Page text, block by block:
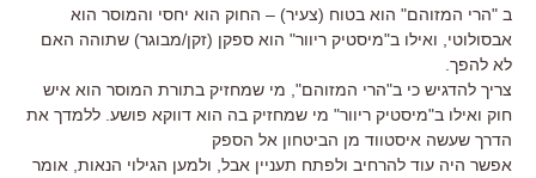
ב "הרי המזוהם" הוא בטוח (צעיר) – החוק הוא יחסי והמוסר הוא
אבסולוטי, ואילו ב"מיסטיק ריוור" הוא ספקן (זקן/מבוגר) שתוהה האם
לא להפך.
צריך להדגיש כי ב"הרי המזוהם", מי שמחזיק בתורת המוסר הוא איש
חוק ואילו ב"מיסטיק ריוור" מי שמחזיק בה הוא דווקא פושע. ללמדך את
הדרך שעשה איסטווד מן הביטחון אל הספק
אפשר היה עוד להרחיב ולפתח תעניין אבל, ולמען הגילוי הנאות, אומר